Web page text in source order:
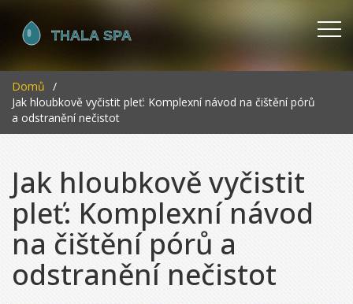
Domů
Jak hloubkově vyčistit pleť: Komplexní návod na čištění pórů
a odstranění nečistot
Jak hloubkově vyčistit
pleť: Komplexní návod
na čištění pórů a
odstranění nečistot